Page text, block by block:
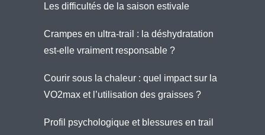
Les difficultés de la saison estivale
Crampes en ultra-trail : la déshydratation
est-elle vraiment responsable ?
Courir sous la chaleur : quel impact sur la
VO2max et l’utilisation des graisses ?
Profil psychologique et blessures en trail